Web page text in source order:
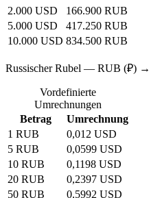
2.000 USD
166.900 RUB
5.000 USD
417.250 RUB
10.000 USD 834.500 RUB
Russischer Rubel — RUB (₽)
Vordefinierte
Umrechnungen
Betrag
Umrechnung
1 RUB
0,012 USD
5 RUB
0,0599 USD
10 RUB
0,1198 USD
20 RUB
0,2397 USD
50 RUB
0,5992 USD